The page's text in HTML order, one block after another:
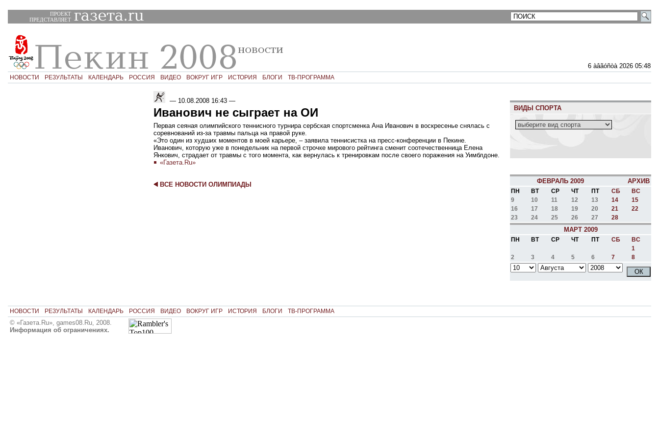
ПРОЕКТ
ПРЕДСТАВЛЯЕТ
6 àâãóñòà 2026 05:48
НОВОСТИ РЕЗУЛЬТАТЫ КАЛЕНДАРЬ РОССИЯ ВИДЕО ВОКРУГ ИГР ИСТОРИЯ БЛОГИ ТВ-ПРОГРАММА
— 10.08.2008 16:43 —
Иванович не сыграет на ОИ
Первая сеяная олимпийского теннисного турнира сербская спортсменка Ана Иванович в воскресенье снялась с
соревнований из-за травмы пальца на правой руке.
«Это один из худших моментов в моей карьере, – заявила теннисистка на пресс-конференции в Пекине.
Иванович, которую уже в понедельник на первой строчке мирового рейтинга сменит соотечественница Елена
Янкович, страдает от травмы с того момента, как вернулась к тренировкам после своего поражения на Уимблдоне.
«Газета.Ru»
ВСЕ НОВОСТИ ОЛИМПИАДЫ
ВИДЫ СПОРТА
ФЕВРАЛЬ 2009 АРХИВ
ПН ВТ СР ЧТ ПТ СБ
ВС
9
10 11 12 13 14
15
16
17 18 19 20 21
22
23
24 25 26 27 28
МАРТ 2009
ПН ВТ СР ЧТ ПТ СБ
ВС
1
2
3 4 5 6 7 8
НОВОСТИ РЕЗУЛЬТАТЫ КАЛЕНДАРЬ РОССИЯ ВИДЕО ВОКРУГ ИГР ИСТОРИЯ БЛОГИ ТВ-ПРОГРАММА
© «Газета.Ru», games08.Ru, 2008.
Информация об ограничениях.